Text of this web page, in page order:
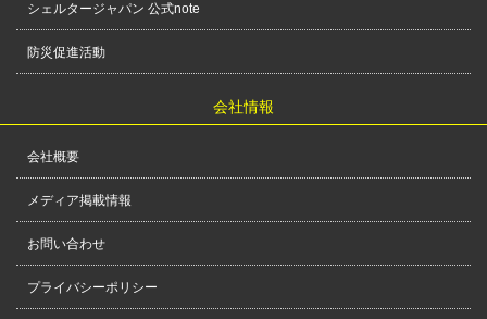
シェルタージャパン 公式note
防災促進活動
会社情報
会社概要
メディア掲載情報
お問い合わせ
プライバシーポリシー